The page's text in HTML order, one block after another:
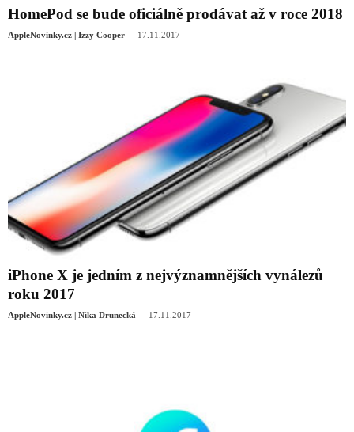
HomePod se bude oficiálně prodávat až v roce 2018
AppleNovinky.cz | Izzy Cooper - 17.11.2017
iPhone X je jedním z nejvýznamnějších vynálezů
roku 2017
AppleNovinky.cz | Nika Drunecká - 17.11.2017